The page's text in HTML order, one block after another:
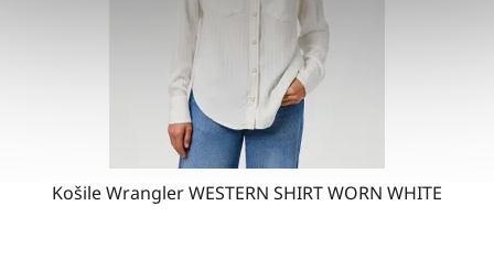
Košile Wrangler WESTERN SHIRT WORN WHITE